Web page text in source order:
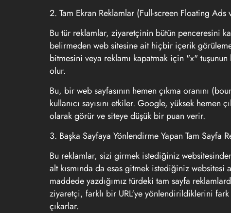
2. Tam Ekran Reklamlar (Full-screen Floating Ads
Bu tür reklamlar, ziyaretçinin bütün penceresini
belirmeden web sitesine ait hiçbir içerik
bitmesini veya reklamı kapatmak için "x"
olur.
Bu, bir web sayfasının hemen çıkma oranını (
kullanıcı sayısını etkiler. Google, yüksek
olarak görür ve siteye düşük bir puan verir.
3. Başka Sayfaya Yönlendirme Yapan Tam Sayfa
Bu reklamlar, sizi girmek istediğiniz
alt kısmında da esas gitmek istediğiniz
maddede yazdığımız türdeki tam sayfa
ziyaretçi, farklı bir URL'ye yönlendirildiklerini fark
çıkarlar.